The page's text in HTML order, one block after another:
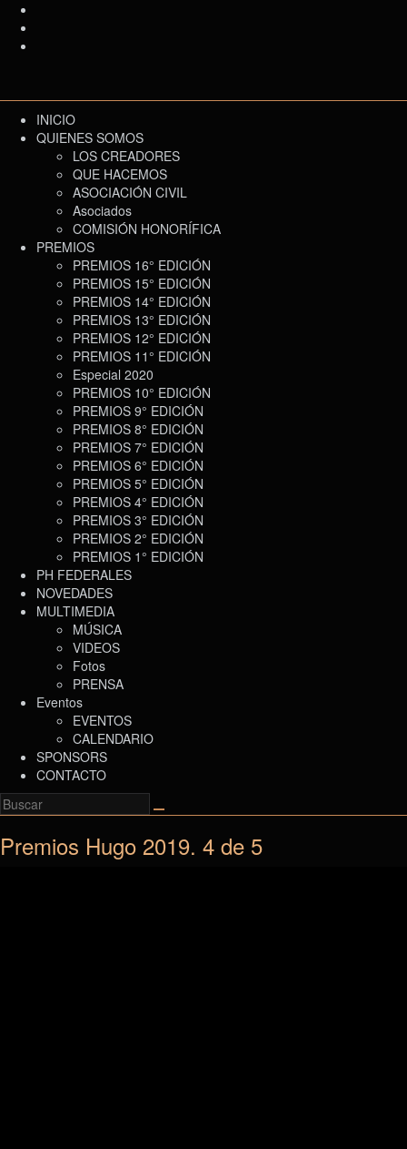
INICIO
QUIENES SOMOS
LOS CREADORES
QUE HACEMOS
ASOCIACIÓN CIVIL
Asociados
COMISIÓN HONORÍFICA
PREMIOS
PREMIOS 16° EDICIÓN
PREMIOS 15° EDICIÓN
PREMIOS 14° EDICIÓN
PREMIOS 13° EDICIÓN
PREMIOS 12° EDICIÓN
PREMIOS 11° EDICIÓN
Especial 2020
PREMIOS 10° EDICIÓN
PREMIOS 9° EDICIÓN
PREMIOS 8° EDICIÓN
PREMIOS 7° EDICIÓN
PREMIOS 6° EDICIÓN
PREMIOS 5° EDICIÓN
PREMIOS 4° EDICIÓN
PREMIOS 3° EDICIÓN
PREMIOS 2° EDICIÓN
PREMIOS 1° EDICIÓN
PH FEDERALES
NOVEDADES
MULTIMEDIA
MÚSICA
VIDEOS
Fotos
PRENSA
Eventos
EVENTOS
CALENDARIO
SPONSORS
CONTACTO
Premios Hugo 2019. 4 de 5